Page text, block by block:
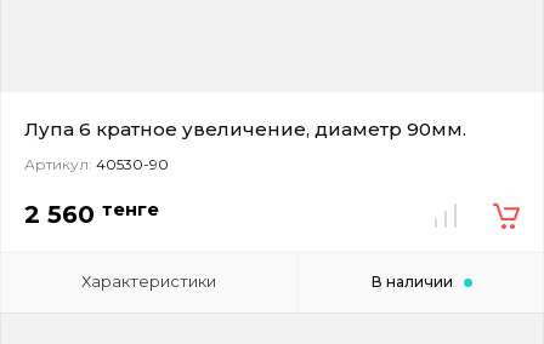
Лупа 6 кратное увеличение, диаметр 90мм.
Артикул: 40530-90
2 560 тенге
Характеристики В наличии